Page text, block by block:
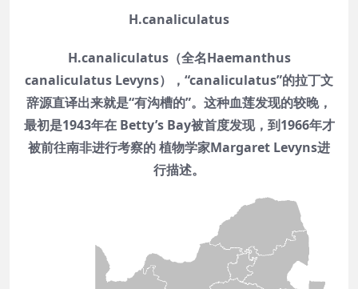
H.canaliculatus
H.canaliculatus（全名Haemanthus
canaliculatus Levyns），“canaliculatus”的拉丁文
辞源直译出来就是“有沟槽的”。这种血莲发现的较晚，
最初是1943年在 Betty’s Bay被首度发现，到1966年才
被前往南非进行考察的 植物学家Margaret Levyns进
行描述。